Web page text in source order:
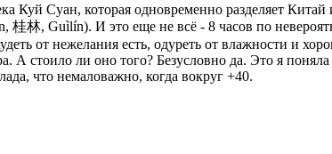
Куй Суан, которая одновременно разделяет
林, Guìlín). И это еще не всё - 8 часов по
от нежелания есть, одуреть от влажности и
А стоило ли оно того? Безусловно да. Это я
что немаловажно, когда вокруг +40.